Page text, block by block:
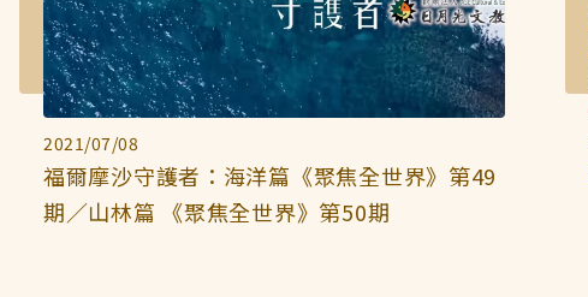
2021/07/08
福爾摩沙守護者：海洋篇《聚焦全世界》第49
期／山林篇 《聚焦全世界》第50期